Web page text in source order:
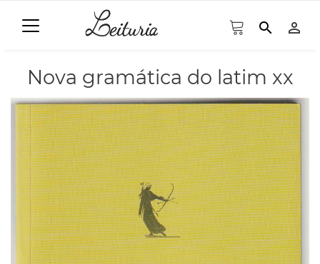
search person_outline
Nova gramática do latim xx